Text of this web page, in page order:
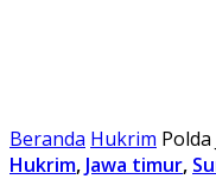
Beranda Hukrim
Hukrim, Jawa timur,